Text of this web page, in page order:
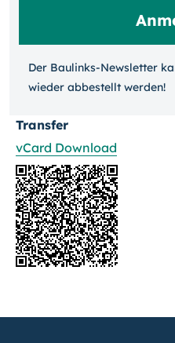
Der Baulinks-Newsletter
wieder ab­bestellt werden!
Transfer
vCard Download